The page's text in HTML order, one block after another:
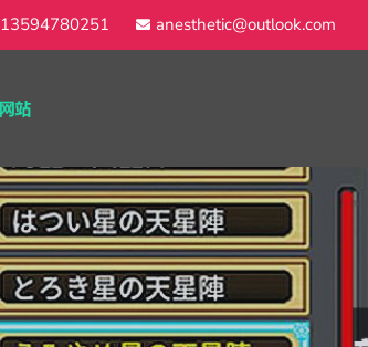
13594780251 anesthetic@outlook.com